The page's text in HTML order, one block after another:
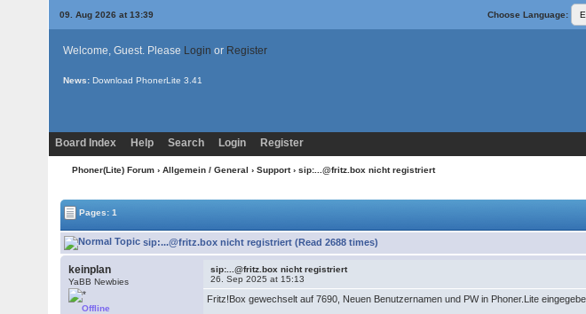
09. Aug 2026 at 13:39 Choose Language:
Welcome, Guest. Please Login or Register
News: Download PhonerLite 3.41
Board Index Help Search Login Register
Phoner(Lite) Forum › Allgemein / General › Support› sip:...@fritz.box nicht registriert
Pages: 1
sip:...@fritz.box nicht registriert (Read 2688 times)
keinplan
YaBB Newbies
Offline
sip:...@fritz.box nicht registriert
26. Sep 2025 at 15:13
Fritz!Box gewechselt auf 7690, Neuen Benutzernamen und PW in Phoner.Lite